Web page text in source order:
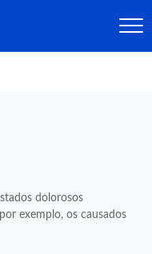
dolorosos
exemplo, os causados